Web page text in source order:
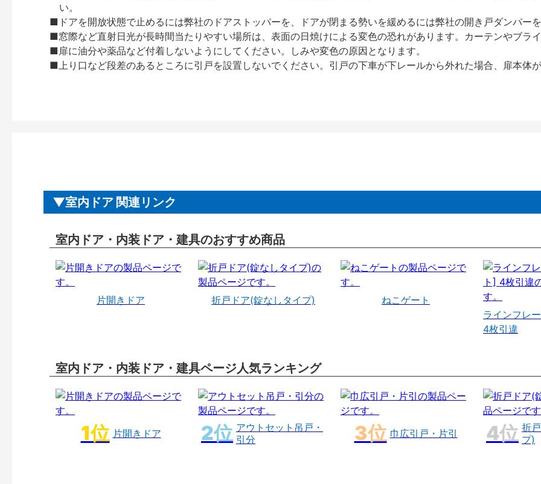
い。
■ドアを開放状態で止めるには弊社のドアストッパーを、ドアが閉まる勢いを緩めるには弊社の開き戸ダンパー
■窓際など直射日光が長時間当たりやすい場所は、表面の日焼けによる変色の恐れがあります。カーテンやブラ
■扉に油分や薬品など付着しないようにしてください。しみや変色の原因となります。
■上り口など段差のあるところに引戸を設置しないでください。引戸の下車が下レールから外れた場合、扉本体
室内ドア 関連リンク
室内ドア・内装ドア・建具のおすすめ商品
片開きドア 折戸ドア(錠なしタイプ)
ねこゲート
ラインフレ
4枚引違
室内ドア・内装ドア・建具ページ人気ランキング
片開きドア
アウトセット吊戸・
引分
巾広引戸・片引
折
プ)